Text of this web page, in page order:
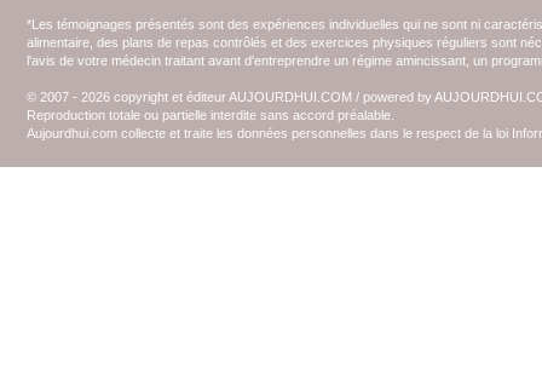
*Les témoignages présentés sont des expériences individuelles qui ne sont ni
alimentaire, des plans de repas contrôlés et des exercices physiques réguliers sont
l'avis de votre médecin traitant avant d'entreprendre un régime amincissant, un
© 2007 - 2026 copyright et éditeur AUJOURDHUI.COM / powered by
Reproduction totale ou partielle interdite sans accord préalable.
Aujourdhui.com collecte et traite les données personnelles dans le respect de la loi